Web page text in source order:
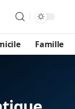
Famille